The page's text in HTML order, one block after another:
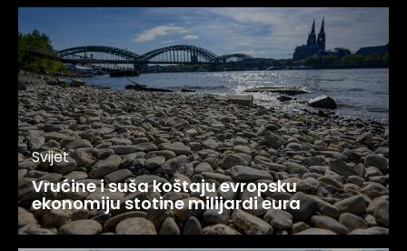
Svijet
Vrućine i suša koštaju evropsku
ekonomiju stotine milijardi eura